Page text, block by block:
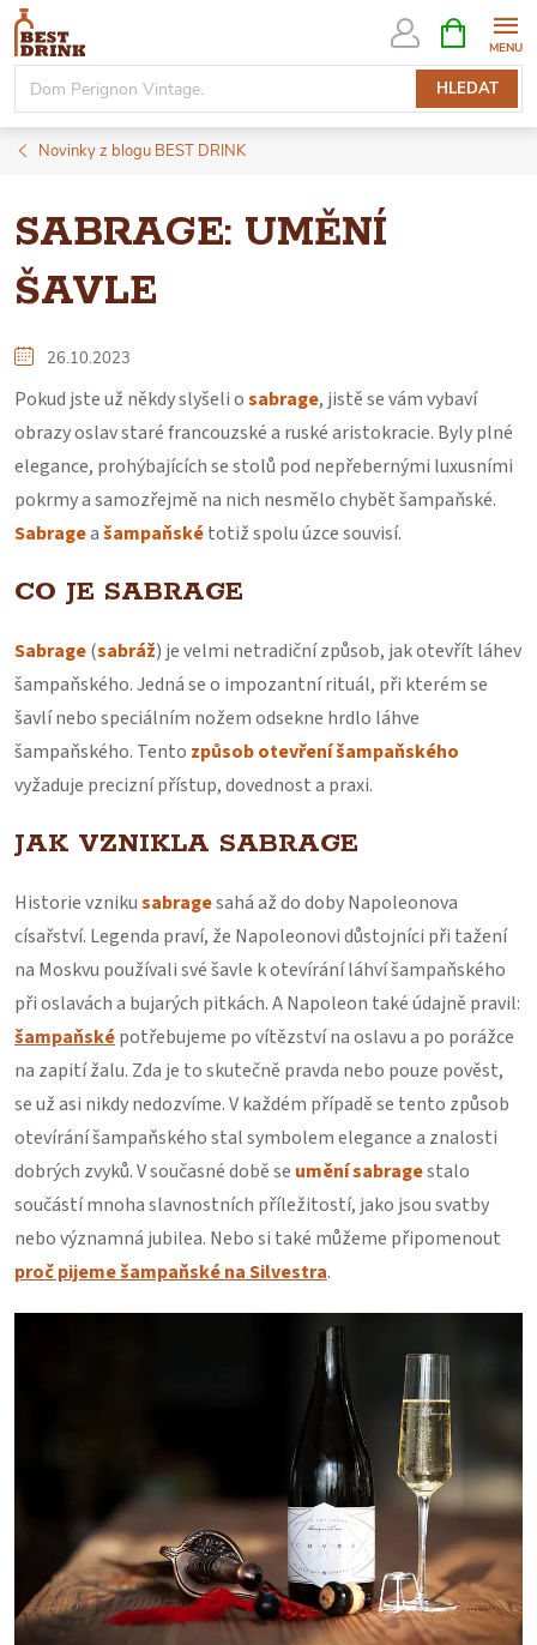
Přejít
obsah
HLEDAT
NÁKUPNÍ
KOŠÍK
Novinky z blogu BEST DRINK
SABRAGE: UMĚNÍ
ŠAVLE
26.10.2023
Pokud jste už někdy slyšeli osabrage, jistě se vám vybaví
obrazy oslav staré francouzské a ruské aristokracie. Byly plné
elegance, prohýbajících se stolů pod nepřebernými luxusními
pokrmy a samozřejmě na nich nesmělo chybět šampaňské.
Sabrageašampaňskétotiž spolu úzce souvisí.
CO JE SABRAGE
Sabrage(sabráž) je velmi netradiční způsob, jak otevřít láhev
šampaňského. Jedná se o impozantní rituál, při kterém se
šavlí nebo speciálním nožem odsekne hrdlo láhve
šampaňského. Tento způsob otevření šampaňského
vyžaduje precizní přístup, dovednost a praxi.
JAK VZNIKLA SABRAGE
Historie vznikusabragesahá až do doby Napoleonova
císařství. Legenda praví, že Napoleonovi důstojníci při tažení
na Moskvu používali své šavle k otevírání láhví šampaňského
při oslavách a bujarých pitkách. A Napoleon také údajně pravil:
šampaňsképotřebujeme po vítězství na oslavu a po porážce
na zapití žalu. Zda je to skutečně pravda nebo pouze pověst,
se už asi nikdy nedozvíme. V každém případě se tento způsob
otevírání šampaňského stal symbolem elegance a znalosti
dobrých zvyků. V současné době se umění sabragestalo
součástí mnoha slavnostních příležitostí, jako jsou svatby
nebo významná jubilea. Nebo si také můžeme připomenout
proč pijeme šampaňské na Silvestra.